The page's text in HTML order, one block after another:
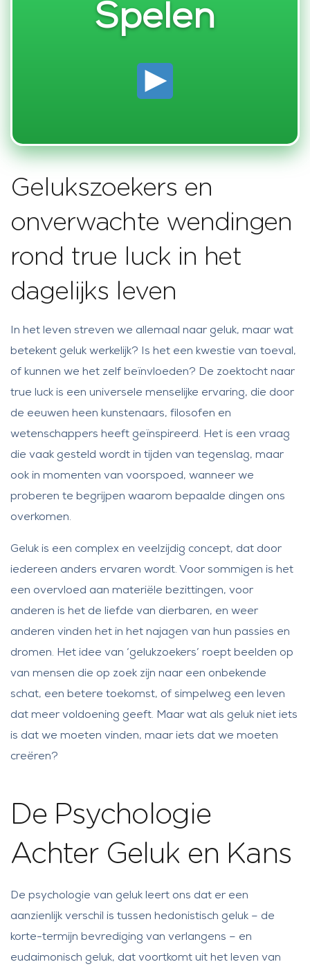
Spelen
Gelukszoekers en
onverwachte wendingen
rond true luck in het
dagelijks leven
In het leven streven we allemaal naar geluk, maar wat
betekent geluk werkelijk? Is het een kwestie van toeval,
of kunnen we het zelf beïnvloeden? De zoektocht naar
true luck is een universele menselijke ervaring, die door
de eeuwen heen kunstenaars, filosofen en
wetenschappers heeft geïnspireerd. Het is een vraag
die vaak gesteld wordt in tijden van tegenslag, maar
ook in momenten van voorspoed, wanneer we
proberen te begrijpen waarom bepaalde dingen ons
overkomen.
Geluk is een complex en veelzijdig concept, dat door
iedereen anders ervaren wordt. Voor sommigen is het
een overvloed aan materiële bezittingen, voor
anderen is het de liefde van dierbaren, en weer
anderen vinden het in het najagen van hun passies en
dromen. Het idee van ‘gelukzoekers’ roept beelden op
van mensen die op zoek zijn naar een onbekende
schat, een betere toekomst, of simpelweg een leven
dat meer voldoening geeft. Maar wat als geluk niet iets
is dat we moeten vinden, maar iets dat we moeten
creëren?
De Psychologie
Achter Geluk en Kans
De psychologie van geluk leert ons dat er een
aanzienlijk verschil is tussen hedonistisch geluk – de
korte-termijn bevrediging van verlangens – en
eudaimonisch geluk, dat voortkomt uit het leven van